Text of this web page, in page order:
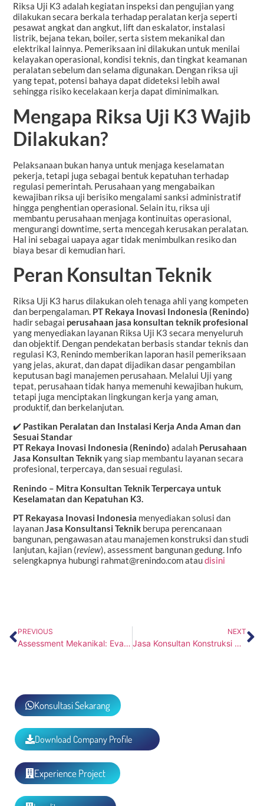
Riksa Uji K3 adalah kegiatan inspeksi dan pengujian yang
dilakukan secara berkala terhadap peralatan kerja seperti
pesawat angkat dan angkut, lift dan eskalator, instalasi
listrik, bejana tekan, boiler, serta sistem mekanikal dan
elektrikal lainnya. Pemeriksaan ini dilakukan untuk menilai
kelayakan operasional, kondisi teknis, dan tingkat keamanan
peralatan sebelum dan selama digunakan. Dengan riksa uji
yang tepat, potensi bahaya dapat dideteksi lebih awal
sehingga risiko kecelakaan kerja dapat diminimalkan.
Mengapa Riksa Uji K3 Wajib
Dilakukan?
Pelaksanaan bukan hanya untuk menjaga keselamatan
pekerja, tetapi juga sebagai bentuk kepatuhan terhadap
regulasi pemerintah. Perusahaan yang mengabaikan
kewajiban riksa uji berisiko mengalami sanksi administratif
hingga penghentian operasional. Selain itu, riksa uji
membantu perusahaan menjaga kontinuitas operasional,
mengurangi downtime, serta mencegah kerusakan peralatan.
Hal ini sebagai uapaya agar tidak menimbulkan resiko dan
biaya besar di kemudian hari.
Peran Konsultan Teknik
Riksa Uji K3 harus dilakukan oleh tenaga ahli yang kompeten
dan berpengalaman. PT Rekaya Inovasi Indonesia (Renindo)
hadir sebagai perusahaan jasa konsultan teknik profesional
yang menyediakan layanan Riksa Uji K3 secara menyeluruh
dan objektif. Dengan pendekatan berbasis standar teknis dan
regulasi K3, Renindo memberikan laporan hasil pemeriksaan
yang jelas, akurat, dan dapat dijadikan dasar pengambilan
keputusan bagi manajemen perusahaan. Melalui Uji yang
tepat, perusahaan tidak hanya memenuhi kewajiban hukum,
tetapi juga menciptakan lingkungan kerja yang aman,
produktif, dan berkelanjutan.
✔️ Pastikan Peralatan dan Instalasi Kerja Anda Aman dan
Sesuai Standar
PT Rekaya Inovasi Indonesia (Renindo) adalah Perusahaan
Jasa Konsultan Teknikyang siap membantu layanan secara
profesional, terpercaya, dan sesuai regulasi.
Renindo – Mitra Konsultan Teknik Terpercaya untuk
Keselamatan dan Kepatuhan K3.
PT Rekayasa Inovasi Indonesia menyediakan solusi dan
layananJasa Konsultansi Teknik berupa perencanaan
bangunan, pengawasan atau manajemen konstruksi dan studi
lanjutan, kajian (review), assessment bangunan gedung. Info
selengkapnya hubungi rahmat@renindo.com ataudisini
PREVIOUS
Assessment Mekanikal: Evaluasi Kelayakan untuk Keamanan dan Efisiensi Gedung
NEXT
Jasa Konsultan Konstruksi Profesional untuk Proyek yang Aman dan Terencana
Konsultasi Sekarang
Download Company Profile
Experience Project